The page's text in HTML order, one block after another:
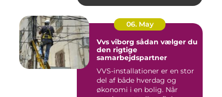
06. May
Vvs viborg sådan vælger du
den rigtige
samarbejdspartner
VVS-installationer er en stor
del af både hverdag og
økonomi i en bolig. Når